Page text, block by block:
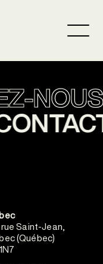
NOUS
Saint-Jean,
(Québec)